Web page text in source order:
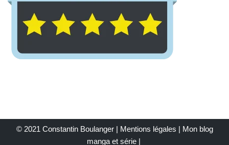
© 2021 Constantin Boulanger | Mentions légales | Mon blog
manga et série|